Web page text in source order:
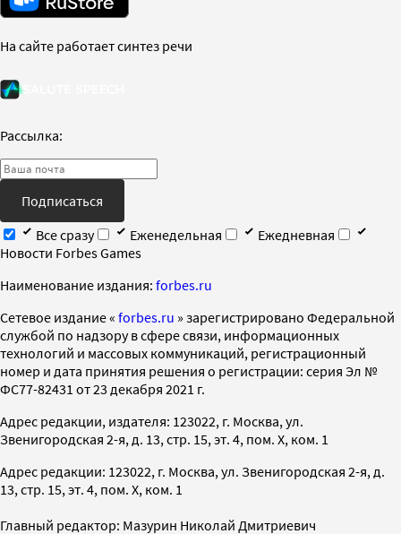
На сайте работает синтез речи
Рассылка:
Подписаться
Все сразу
Еженедельная
Ежедневная
Новости Forbes Games
Наименование издания: forbes.ru
Cетевое издание « forbes.ru » зарегистрировано Федеральной
службой по надзору в сфере связи, информационных
технологий и массовых коммуникаций, регистрационный
номер и дата принятия решения о регистрации: серия Эл №
ФС77-82431 от 23 декабря 2021 г.
Адрес редакции, издателя: 123022, г. Москва, ул.
Звенигородская 2-я, д. 13, стр. 15, эт. 4, пом. X, ком. 1
Адрес редакции: 123022, г. Москва, ул. Звенигородская 2-я, д.
13, стр. 15, эт. 4, пом. X, ком. 1
Главный редактор: Мазурин Николай Дмитриевич